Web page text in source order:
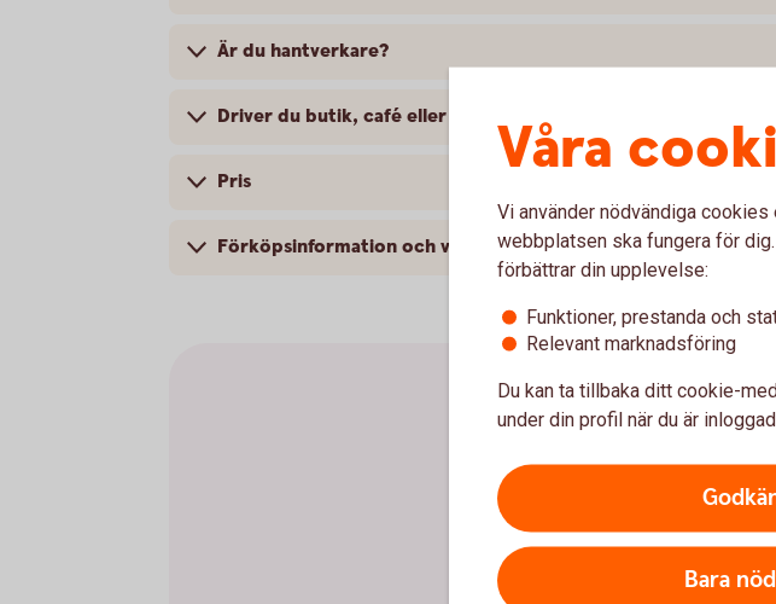
Är du hantverkare?
Driver du butik, café eller kanske en frisörsalong?
Pris
Förköpsinformation och villkor
Våra
Vi använder nödvändiga
webbplatsen ska fungera för
förbättrar din upplevelse:
Funktioner, prestanda och
Relevant marknadsföring
Du kan ta tillbaka ditt cookie-
under din profil när du är
Bara